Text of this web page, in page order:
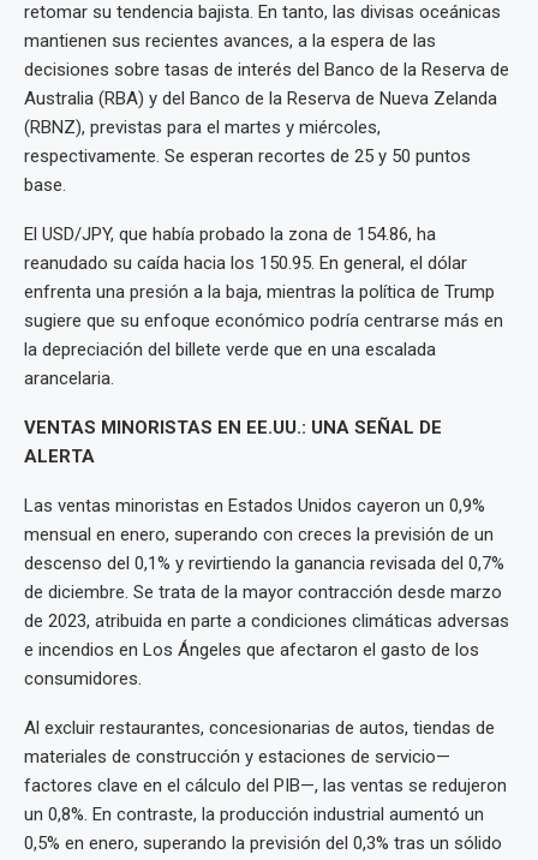
retomar su tendencia bajista. En tanto, las divisas oceánicas
mantienen sus recientes avances, a la espera de las
decisiones sobre tasas de interés del Banco de la Reserva de
Australia (RBA) y del Banco de la Reserva de Nueva Zelanda
(RBNZ), previstas para el martes y miércoles,
respectivamente. Se esperan recortes de 25 y 50 puntos
base.
El USD/JPY, que había probado la zona de 154.86, ha
reanudado su caída hacia los 150.95. En general, el dólar
enfrenta una presión a la baja, mientras la política de Trump
sugiere que su enfoque económico podría centrarse más en
la depreciación del billete verde que en una escalada
arancelaria.
VENTAS MINORISTAS EN EE.UU.: UNA SEÑAL DE
ALERTA
Las ventas minoristas en Estados Unidos cayeron un 0,9%
mensual en enero, superando con creces la previsión de un
descenso del 0,1% y revirtiendo la ganancia revisada del 0,7%
de diciembre. Se trata de la mayor contracción desde marzo
de 2023, atribuida en parte a condiciones climáticas adversas
e incendios en Los Ángeles que afectaron el gasto de los
consumidores.
Al excluir restaurantes, concesionarias de autos, tiendas de
materiales de construcción y estaciones de servicio—
factores clave en el cálculo del PIB—, las ventas se redujeron
un 0,8%. En contraste, la producción industrial aumentó un
0,5% en enero, superando la previsión del 0,3% tras un sólido